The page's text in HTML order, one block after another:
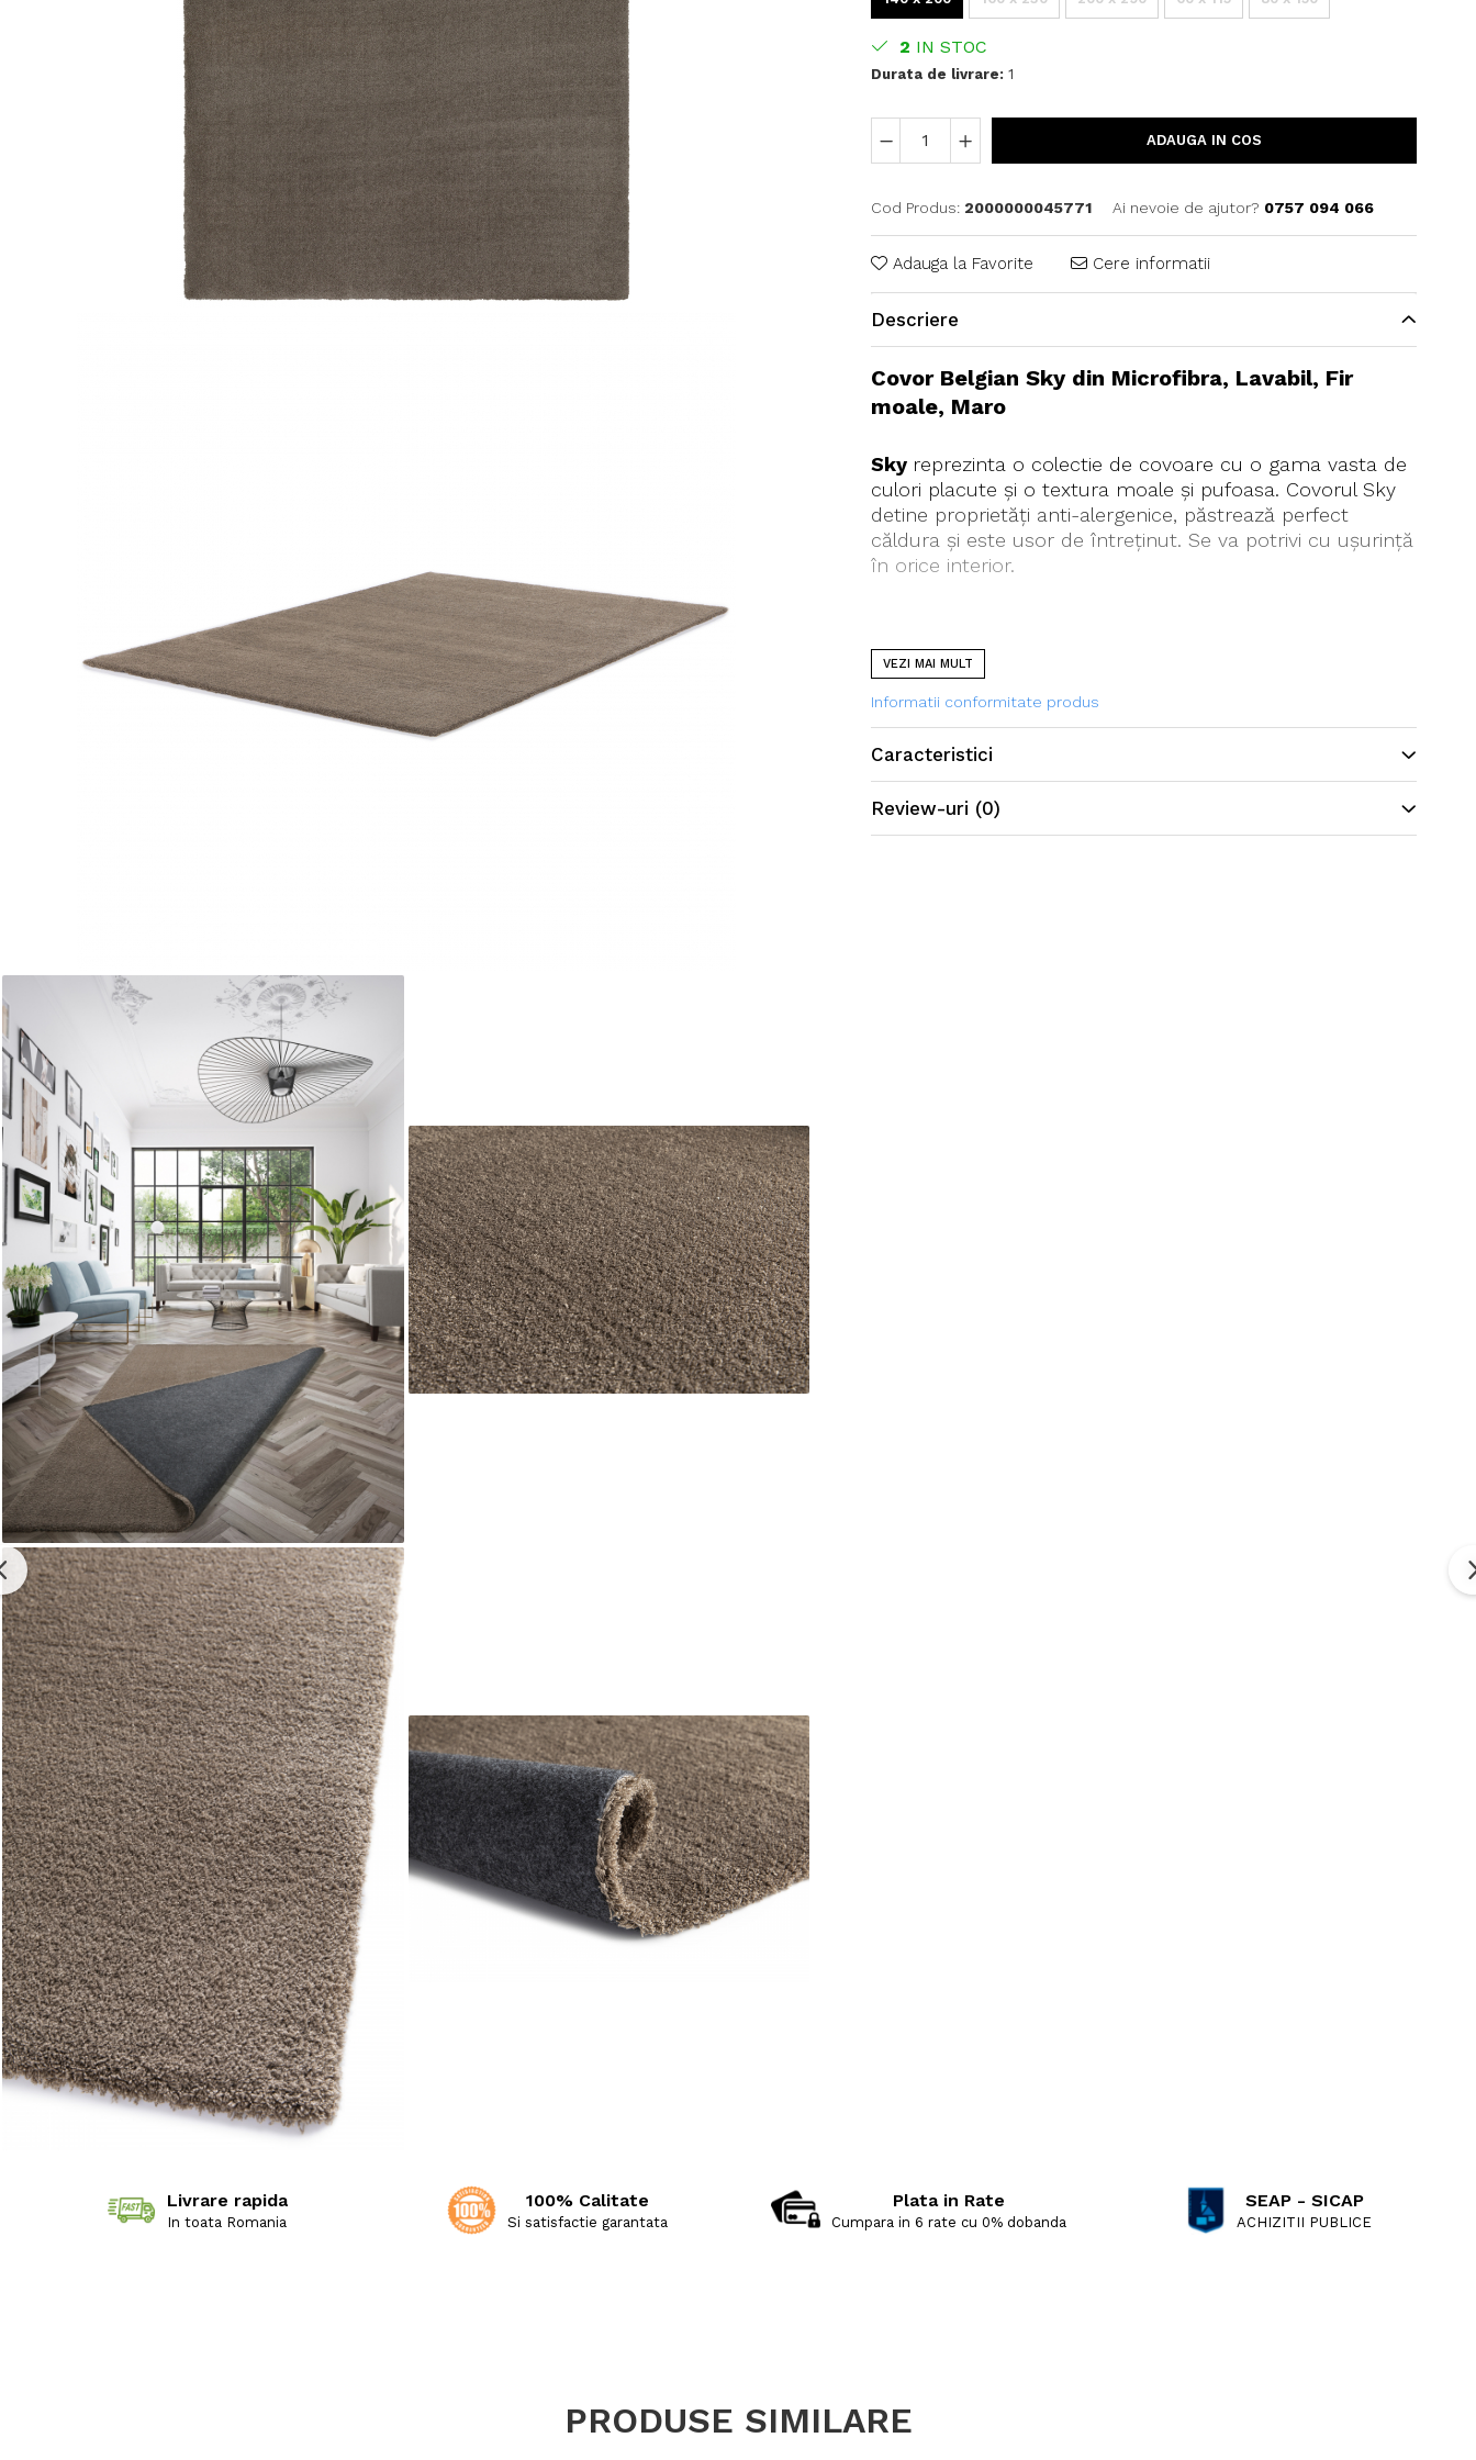
2 IN STOC
Durata de livrare:1
ADAUGA IN COS
Cod Produs: 2000000045771 Ai nevoie de ajutor? 0757 094 066
Adauga la Favorite Cere informatii
Descriere
Covor Belgian Sky din Microfibra, Lavabil, Fir
moale, Maro
Sky reprezinta o colectie de covoare cu o gama vasta de
culori placute și o textura moale și pufoasa. Covorul Sky
detine proprietăți anti-alergenice, păstrează perfect
căldura și este usor de întreținut. Se va potrivi cu ușurință
în orice interior.
VEZI MAI MULT
Informatii conformitate produs
Caracteristici
Review-uri (0)
Livrare rapida
In toata Romania
100% Calitate
Si satisfactie garantata
Plata in Rate
Cumpara in 6 rate cu 0% dobanda
SEAP - SICAP
ACHIZITII PUBLICE
PRODUSE SIMILARE